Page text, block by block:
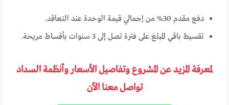
دفع مقدم 30% من إجمالي قيمة الوحدة عند التعاقد.
تقسيط باقي المبلغ على فترة تصل إلى 3 سنوات بأقساط مريحة.
لمعرفة المزيد عن المشروع وتفاصيل الأسعار وأنظمة السداد
تواصل معنا الآن